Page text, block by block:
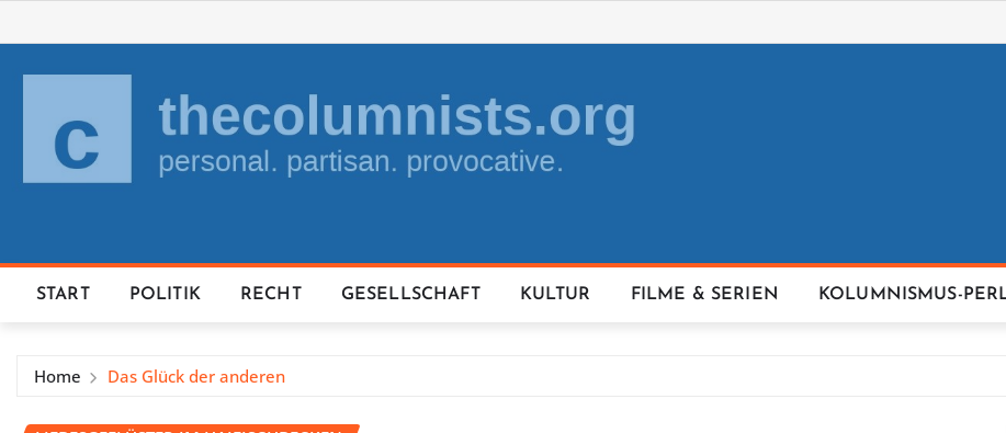
to
content
START POLITIK RECHT GESELLSCHAFT KULTUR FILME & SERIEN KOLUMNISMUS-
Home Das Glück der anderen